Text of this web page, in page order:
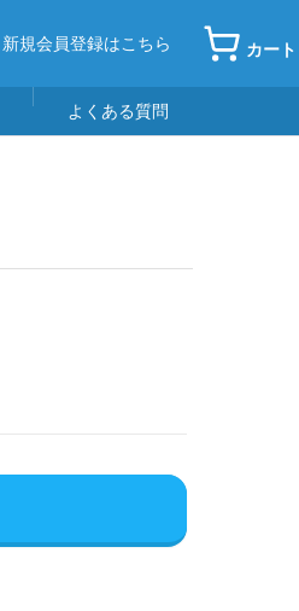
新規会員登録はこちら カート
よくある質問